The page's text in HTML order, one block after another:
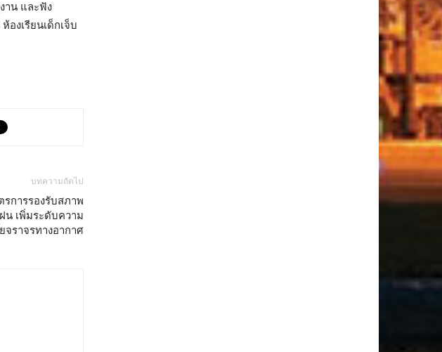
าน และฟัง
องเรียนเด็กเจ็บ
บทความถัดไป
รการรองรับสภาพ
น เพิ่มระดับความ
จราจรทางอากาศ